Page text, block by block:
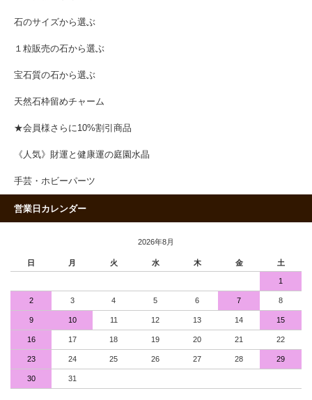
石のサイズから選ぶ
１粒販売の石から選ぶ
宝石質の石から選ぶ
天然石枠留めチャーム
★会員様さらに10%割引商品
《人気》財運と健康運の庭園水晶
手芸・ホビーパーツ
営業日カレンダー
2026年8月
日 月 火 水 木 金 土
1
2 3 4 5 6 7 8
9 10 11 12 13 14 15
16 17 18 19 20 21 22
23 24 25 26 27 28 29
30 31